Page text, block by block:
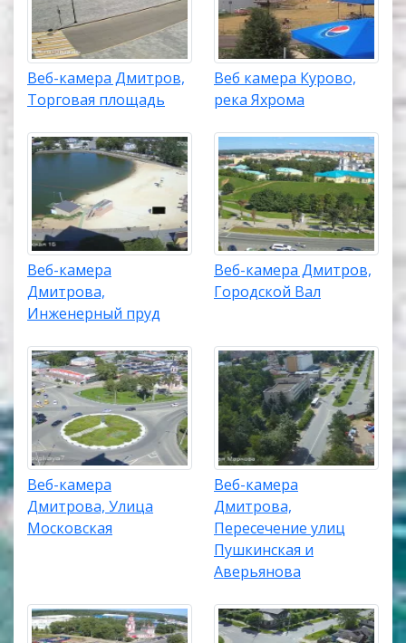
Веб-камера Дмитров,
Торговая площадь
Веб камера Курово,
река Яхрома
Веб-камера
Дмитрова,
Инженерный пруд
Веб-камера Дмитров,
Городской Вал
Веб-камера
Дмитрова, Улица
Московская
Веб-камера
Дмитрова,
Пересечение улиц
Пушкинская и
Аверьянова